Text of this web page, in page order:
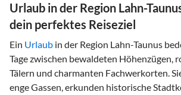
Urlaub in der Region Lahn-
dein perfektes Reiseziel
Ein Urlaub in der Region Lahn-Taunus
Tage zwischen bewaldeten Höhenzügen,
Tälern und charmanten Fachwerkorten.
enge Gassen, erkunden historische